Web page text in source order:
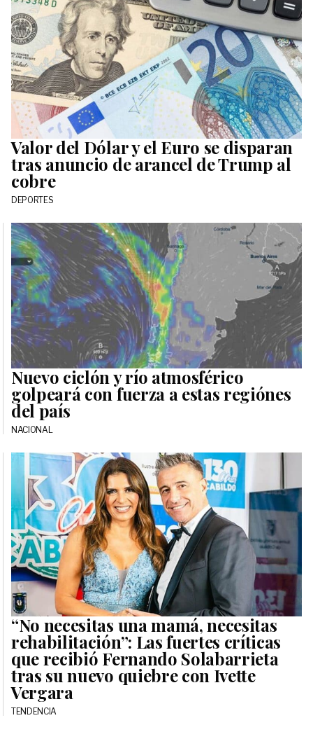
Valor del Dólar y el Euro se disparan
tras anuncio de arancel de Trump al
cobre
DEPORTES
Nuevo ciclón y río atmosférico
golpeará con fuerza a estas regiónes
del país
NACIONAL
“No necesitas una mamá, necesitas
rehabilitación”: Las fuertes críticas
que recibió Fernando Solabarrieta
tras su nuevo quiebre con Ivette
Vergara
TENDENCIA